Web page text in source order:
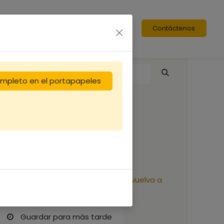
Contáctenos
Reciba una notificación cuando vuelva a
Guardar para más tarde
en el portapapeles